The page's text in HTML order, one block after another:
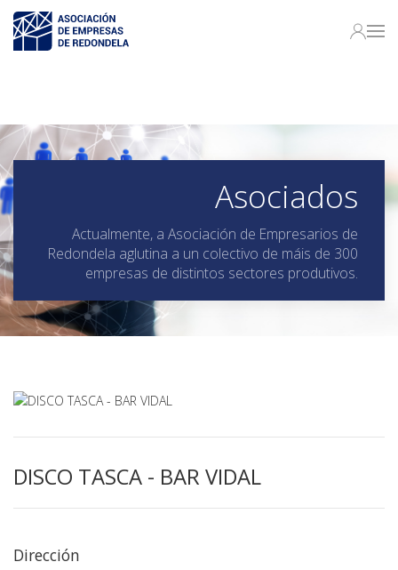
Asociados
Actualmente, a Asociación de Empresarios de
Redondela aglutina a un colectivo de máis de 300
empresas de distintos sectores produtivos.
DISCO TASCA - BAR VIDAL
Dirección